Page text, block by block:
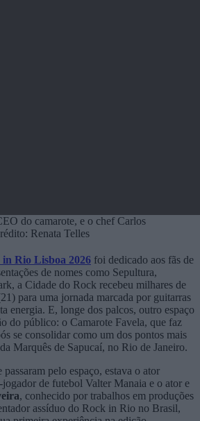
do camarote, e o chef Carlos
Renata Telles
in Rio Lisboa 2026 foi dedicado aos fãs de
de nomes como Sepultura,
a Cidade do Rock recebeu milhares de
para uma jornada marcada por guitarras
energia. E, longe dos palcos, outro espaço
do público: o Camarote Favela, que faz
se consolidar como um dos pontos mais
Marquês de Sapucaí, no Rio de Janeiro.
pelo espaço, estava o ator
de futebol Valter Manaia e o ator e
, conhecido por trabalhos em produções
assíduo do Rock in Rio no Brasil,